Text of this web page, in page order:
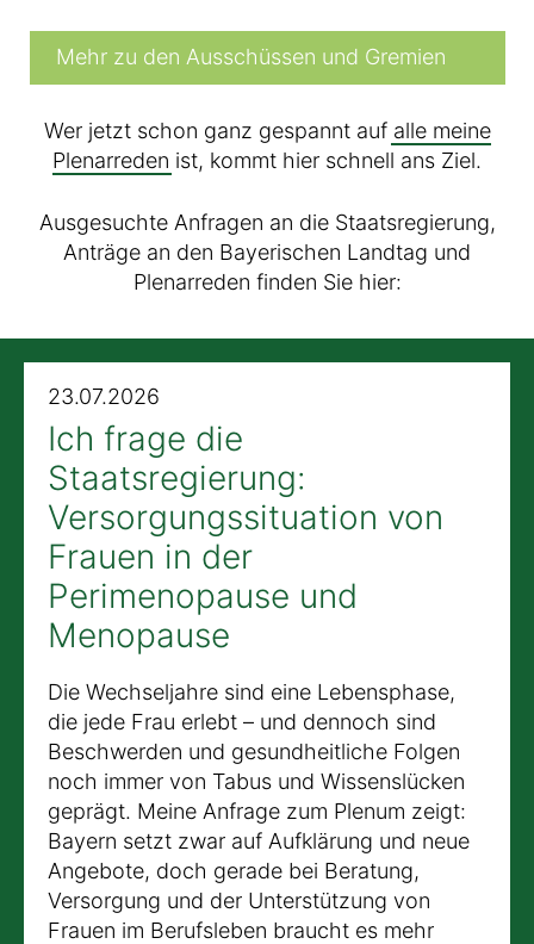
Mehr zu den Ausschüssen und Gremien
Wer jetzt schon ganz gespannt auf alle meine
Plenarreden ist, kommt hier schnell ans Ziel.
Ausgesuchte Anfragen an die Staatsregierung,
Anträge an den Bayerischen Landtag und
Plenarreden finden Sie hier:
23.07.2026
Ich frage die
Staatsregierung:
Versorgungssituation von
Frauen in der
Perimenopause und
Menopause
Die Wechseljahre sind eine Lebensphase,
die jede Frau erlebt – und dennoch sind
Beschwerden und gesundheitliche Folgen
noch immer von Tabus und Wissenslücken
geprägt. Meine Anfrage zum Plenum zeigt:
Bayern setzt zwar auf Aufklärung und neue
Angebote, doch gerade bei Beratung,
Versorgung und der Unterstützung von
Frauen im Berufsleben braucht es mehr